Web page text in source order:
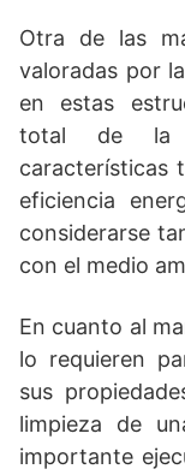
Otra de las
valoradas por
en estas
total de la
características
eficiencia
considerarse
con el medio
En cuanto al
lo requieren
sus
limpieza de
importante